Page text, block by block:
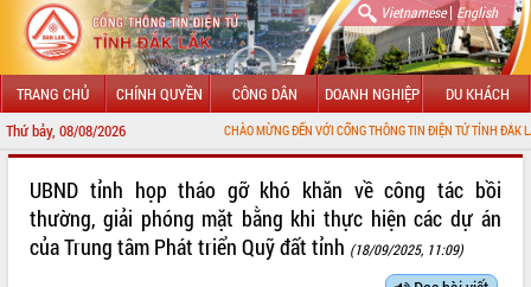
Vietnamese| English
TRANG CHỦ CHÍNH QUYỀN CÔNG DÂN DOANH NGHIỆP DU KHÁCH
Thứ bảy, 08/08/2026 CHÀO MỪNG ĐẾN VỚI CỔNG THÔNG TIN ĐIỆN TỬ TỈNH ĐẮK LẮK
LÃNH ĐẠO UBND TỈNH
UBND tỉnh họp tháo gỡ khó khăn về công tác bồi
thường, giải phóng mặt bằng khi thực hiện các dự án
của Trung tâm Phát triển Quỹ đất tỉnh (18/09/2025, 11:09)